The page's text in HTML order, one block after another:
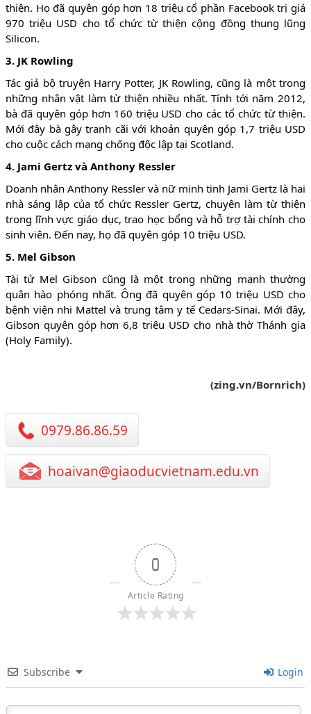
thiện. Họ đã quyên góp hơn 18 triệu cổ phần Facebook trị giá
970 triệu USD cho tổ chức từ thiện cộng đồng thung lũng
Silicon.
3. JK Rowling
Tác giả bộ truyện Harry Potter, JK Rowling, cũng là một trong
những nhân vật làm từ thiện nhiều nhất. Tính tới năm 2012,
bà đã quyên góp hơn 160 triệu USD cho các tổ chức từ thiện.
Mới đây bà gây tranh cãi với khoản quyên góp 1,7 triệu USD
cho cuộc cách mạng chống độc lập tại Scotland.
4. Jami Gertz và Anthony Ressler
Doanh nhân Anthony Ressler và nữ minh tinh Jami Gertz là hai
nhà sáng lập của tổ chức Ressler Gertz, chuyên làm từ thiện
trong lĩnh vực giáo dục, trao học bổng và hỗ trợ tài chính cho
sinh viên. Đến nay, họ đã quyên góp 10 triệu USD.
5. Mel Gibson
Tài tử Mel Gibson cũng là một trong những mạnh thường
quân hào phóng nhất. Ông đã quyên góp 10 triệu USD cho
bệnh viện nhi Mattel và trung tâm y tế Cedars-Sinai. Mới đây,
Gibson quyên góp hơn 6,8 triệu USD cho nhà thờ Thánh gia
(Holy Family).
(zing.vn/Bornrich)
0979.86.86.59
hoaivan@giaoducvietnam.edu.vn
0
Article Rating
Subscribe Login